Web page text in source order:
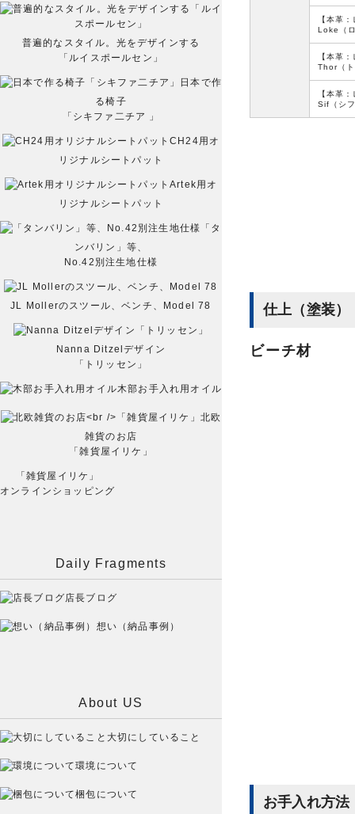
【本革
Loke（
【本革
Thor（
【本革
Sif（シ
仕上（塗装）
ビーチ材
お手入れ方法
普遍的なスタイル。光をデザインする
「ルイスポールセン」
日本で作
る椅子
「シキファ二チア 」
CH24用オ
リジナルシートパット
Artek用オ
リジナルシートパット
「タ
ンバリン」等、
No.42別注生地仕様
JL Mollerのスツール、ベンチ、Model 78
Nanna Ditzelデザイン
「トリッセン」
木部お手入れ用オイル
北欧
雑貨のお店
「雑貨屋イリケ」
「雑貨屋イリケ」
オンラインショッピング
Daily Fragments
店長ブログ
想い（納品事例）
About US
大切にしていること
環境について
梱包について